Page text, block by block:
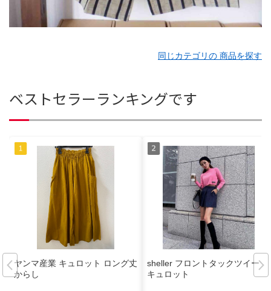
同じカテゴリの 商品を探す
ベストセラーランキングです
ヤンマ産業 キュロット ロング丈
からし
sheller フロントタックツイード
キュロット